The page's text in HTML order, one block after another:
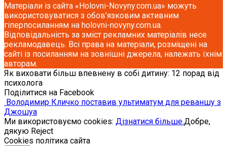
Матеріали із сайта «Holovni-Novyny.com.ua» можуть
використовуватися з обов’язковим активним
гіперпосиланням на holovni-novyny.com.ua.
Відповідальність за зміст рекламних матеріалів несе
рекламодавець. Всі права на матеріали, розміщені на
сайті із посиланням на зовнішні джерела, належать їхнім
авторам.
Як виховати більш впевнену в собі дитину: 12 порад від
психолога
Поділитися на Facebook
Володимир Кличко поставив ультиматум для реваншу з
Джошуа
Ми використовуємо cookies: Дізнатися більше.Добре,
дякую Reject
Cookies політика сайта